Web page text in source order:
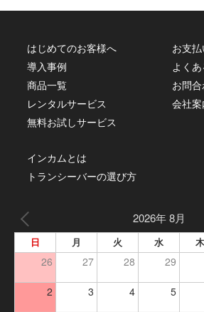
はじめてのお客様へ
導入事例
商品一覧
レンタルサービス
無料お試しサービス
お支
よくあ
お問
会社案
インカムとは
トランシーバーの選び方
2026年 8月
日 月 火 水 木
26 27 28 29
2 3 4 5